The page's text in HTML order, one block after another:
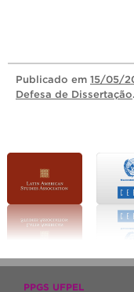
Publicado em 15/05/
Defesa de Dissertação.
PPGS UFPEL